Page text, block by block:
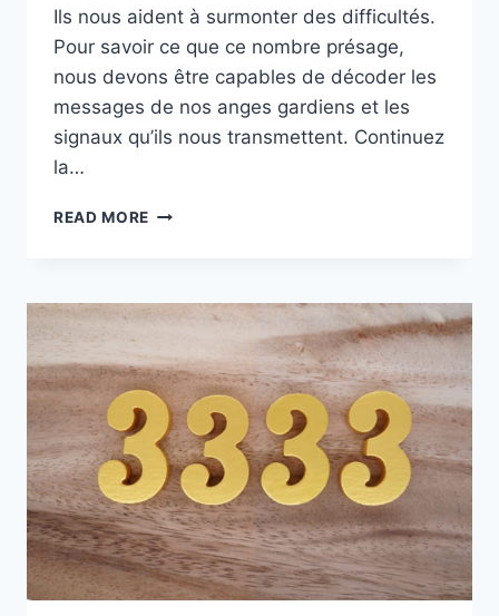
Ils nous aident à surmonter des difficultés.
Pour savoir ce que ce nombre présage,
nous devons être capables de décoder les
messages de nos anges gardiens et les
signaux qu’ils nous transmettent. Continuez
la…
READ MORE 9999
ET
SYMBOLISME
DE
CE
NOMBRE
ANGÉLIQUE